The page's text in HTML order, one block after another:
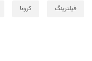
فیلترینگ کرونا